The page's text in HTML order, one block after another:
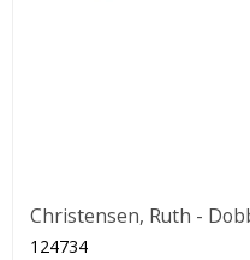
Christensen, Ruth -
124734